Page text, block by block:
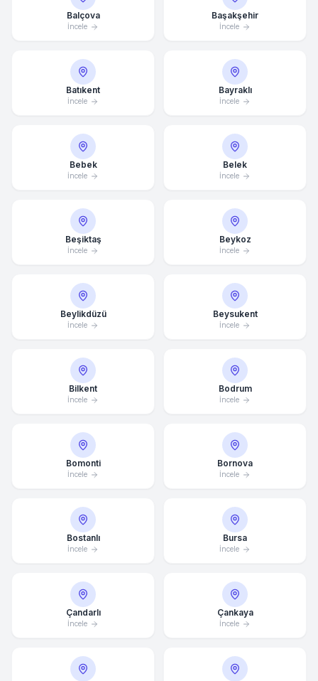
Balçova
İncele
Başakşehir
İncele
Batıkent
İncele
Bayraklı
İncele
Bebek
İncele
Belek
İncele
Beşiktaş
İncele
Beykoz
İncele
Beylikdüzü
İncele
Beysukent
İncele
Bilkent
İncele
Bodrum
İncele
Bomonti
İncele
Bornova
İncele
Bostanlı
İncele
Bursa
İncele
Çandarlı
İncele
Çankaya
İncele